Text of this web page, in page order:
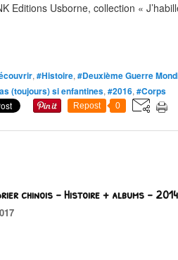
Editions Usborne, collection «
, #Histoire, #Deuxième Guerre
(toujours) si enfantines, #2016, #Corps
Repost 0
chinois - Histoire + albums -